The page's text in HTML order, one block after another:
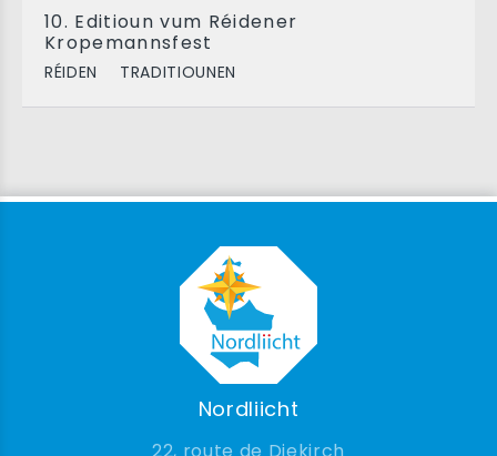
10. Editioun vum Réidener
Kropemannsfest
RÉIDEN TRADITIOUNEN
Nordliicht